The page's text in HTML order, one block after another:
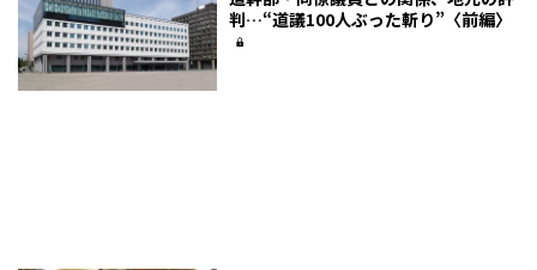
会“ここだけの話”
判…“道議100人ぶった斬り”〈前編〉